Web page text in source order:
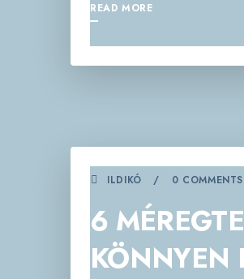
READ MORE
ILDIKÓ 0 COMMENTS
6
KÖNNYEN